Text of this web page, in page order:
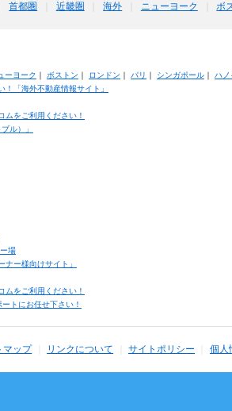
首都圏 近畿圏 海外 ニューヨーク ボ
ーヨーク ｜ ボストン ｜ ロンドン ｜ パリ ｜ シンガポール｜ ハノ
「海外不動産情報サイト」
ムをご利用ください！
ル）」
場
ー様向けサイト」
ムをご利用ください！
トにお任せ下さい！
マップ リンクについて サイトポリシー 個人